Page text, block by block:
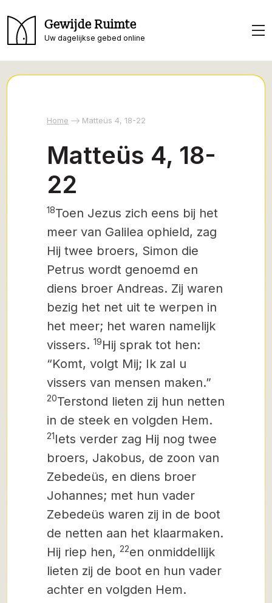
Gewijde Ruimte
Uw dagelijkse gebed online
Home Matteüs 4, 18-22
Matteüs 4, 18-
22
18Toen Jezus zich eens bij het
meer van Galilea ophield, zag
Hij twee broers, Simon die
Petrus wordt genoemd en
diens broer Andreas. Zij waren
bezig het net uit te werpen in
het meer; het waren namelijk
vissers. 19Hij sprak tot hen:
“Komt, volgt Mij; Ik zal u
vissers van mensen maken.”
20Terstond lieten zij hun netten
in de steek en volgden Hem.
21Iets verder zag Hij nog twee
broers, Jakobus, de zoon van
Zebedeüs, en diens broer
Johannes; met hun vader
Zebedeüs waren zij in de boot
de netten aan het klaarmaken.
Hij riep hen, 22en onmiddellijk
lieten zij de boot en hun vader
achter en volgden Hem.